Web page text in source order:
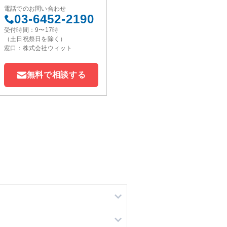
電話でのお問い合わせ
03-6452-2190
受付時間：9〜17時
（土日祝祭日を除く）
窓口：株式会社ウィット
無料で相談する